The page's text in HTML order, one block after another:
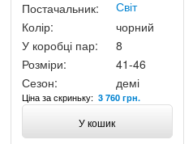
Постачальник:
Світ
Колір:
чорний
У коробці пар:
8
Розміри:
41-46
Сезон:
демі
Ціна за скриньку:3 760 грн.
У кошик